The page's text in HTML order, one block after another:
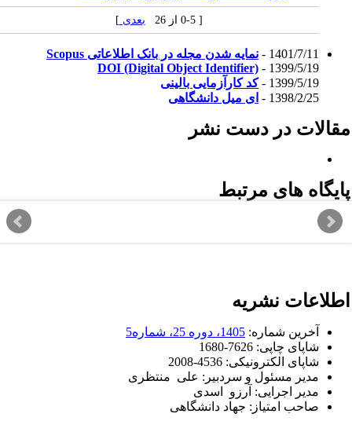
[ 0-5 از 26 بعدی]
1401/7/11 -
نمایه شدن مجله در بانک اطلاعاتی Scopus
1399/5/19 -
DOI (Digital Object Identifier)
1399/5/19 -
کد کارآزمایی بالینی
1398/2/25 -
ای میل دانشگاهی
در دست نشر
های مرتبط
نشریه
آخرین شماره:1405، دوره 25، شماره5
شاپای چاپی:1680-7626
شاپای الکترونیکی:2008-4536
مدیر مسئول و سردبیر: علی منتظری
مدیر اجرایی: آرزو اسدی
صاحب امتیاز: جهاد دانشگاهی